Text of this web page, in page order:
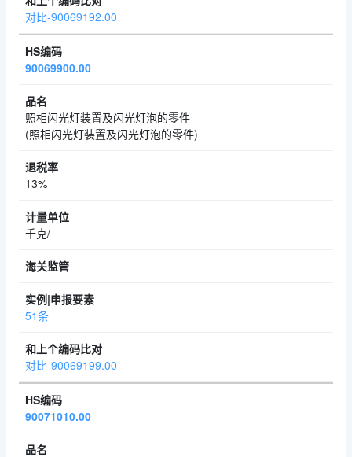
对比-90069192.00
90069900.00
照相闪光灯装置及闪光灯泡的零件
(照相闪光灯装置及闪光灯泡的零件)
13%
千克/
51条
对比-90069199.00
90071010.00